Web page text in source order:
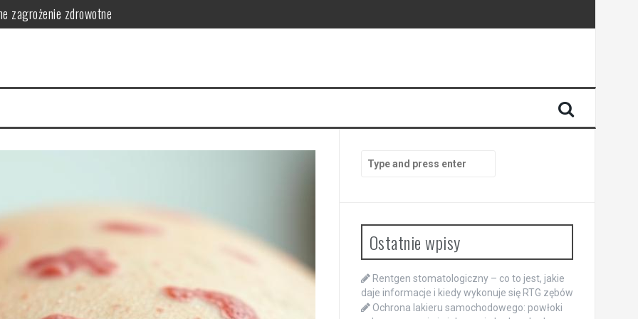
zagrożenie zdrowotne
rehabilitacja
daje informacje i kiedy wykonuje się RTG zębów
mycie i pielęgnacja krok po kroku
– co odróżnia produkt skuteczny od marketingowego?
for:
Ostatnie wpisy
Rentgen stomatologiczny – co to jest, jakie
daje informacje i kiedy wykonuje się RTG zębów
Ochrona lakieru samochodowego: powłoki